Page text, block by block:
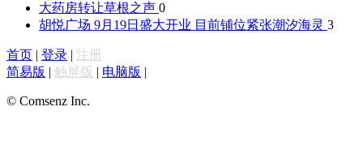
大药房转让草根之声 0
胡悦广场 9月19日盛大开业 目前铺位紧张潮汐海灵 3
首页 | 登录 | 注册
简易版 | 触屏版 | 电脑版 |
© Comsenz Inc.